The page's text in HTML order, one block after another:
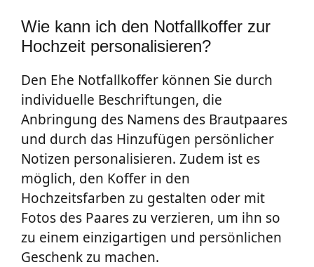
Wie kann ich den Notfallkoffer zur
Hochzeit personalisieren?
Den Ehe Notfallkoffer können Sie durch
individuelle Beschriftungen, die
Anbringung des Namens des Brautpaares
und durch das Hinzufügen persönlicher
Notizen personalisieren. Zudem ist es
möglich, den Koffer in den
Hochzeitsfarben zu gestalten oder mit
Fotos des Paares zu verzieren, um ihn so
zu einem einzigartigen und persönlichen
Geschenk zu machen.